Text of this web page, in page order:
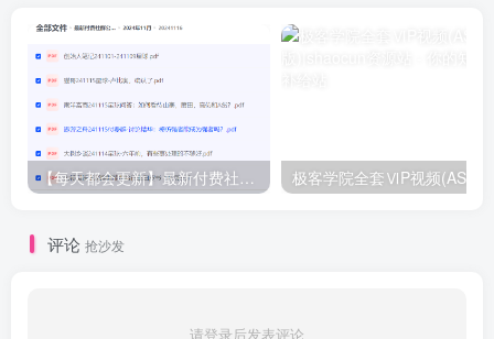
【每天都会更新】最新付费社群公众号文章 极客学院全套ⅥP视频(AS版)
评论 抢沙发
请登录后发表评论